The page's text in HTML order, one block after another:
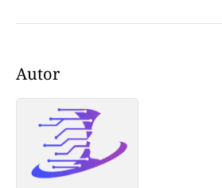
Autor